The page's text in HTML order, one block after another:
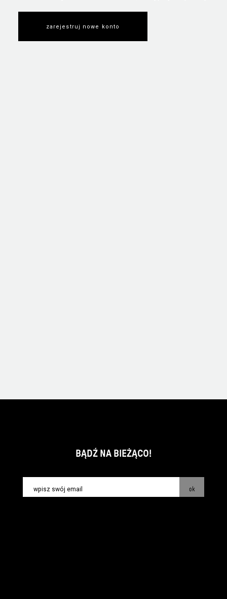
zarejestruj nowe konto
BĄDŹ NA BIEŻĄCO!
ok